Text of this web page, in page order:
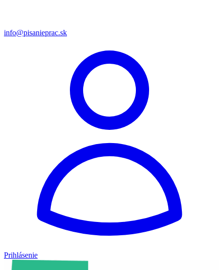
info@pisanieprac.sk
Prihlásenie